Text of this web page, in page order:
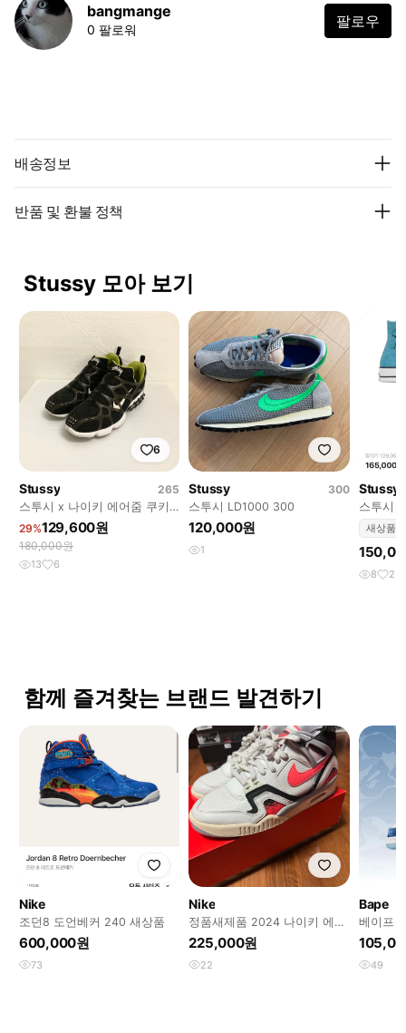
bangmange
0 팔로워 팔로우
배송정보
반품 및 환불 정책
Stussy 모아 보기
6
Stussy
265
스투시 x 나이키 에어줌 쿠키
니
29%129,600원
180,000원
13 6
Stussy
300
스투시 LD1000 300
120,000원
1
Stussy
스투시
새상품
8 2
함께 즐겨찾는 브랜드 발견하기
Nike
조던8 도언베커 240 새상품
600,000원
73
Nike
정품새제품 2024 나이키 에어
테크 챌린지2 핫라바 270mm
225,000원
22
Bape
베이프
49